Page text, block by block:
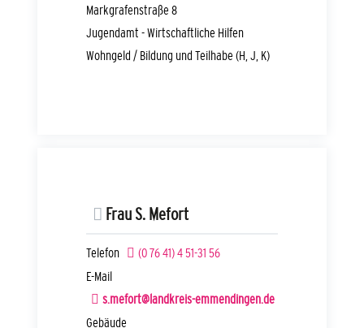
Markgrafenstraße 8
Jugendamt - Wirtschaftliche Hilfen
Wohngeld / Bildung und Teilhabe (H, J, K)
Frau S. Mefort
Telefon (07641) 451-31 56
E-Mail
s.mefort@landkreis-emmendingen.de
Gebäude